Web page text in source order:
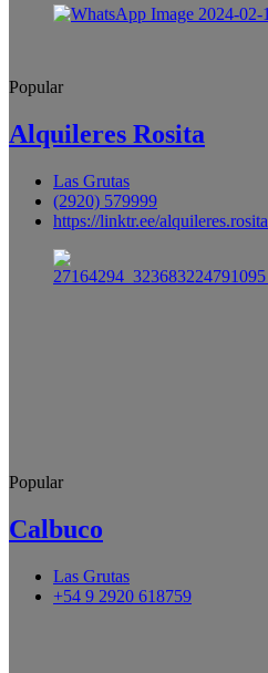
Popular
Alquileres Rosita
Las Grutas
(2920) 579999
https://linktr.ee/alquileres.rosita
Popular
Calbuco
Las Grutas
+54 9 2920 618759